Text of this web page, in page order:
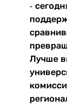
-
Лучше